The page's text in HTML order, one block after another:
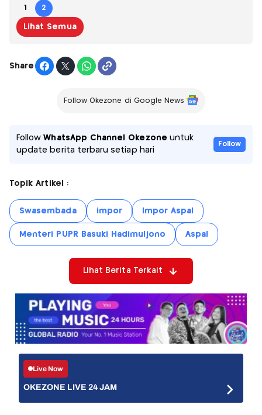
1 2
Lihat Semua
Share
Follow Okezone di Google News
FollowWhatsApp Channel Okezone untuk
update berita terbaru setiap hari
Follow
Topik Artikel :
Swasembada impor Impor Aspal
Menteri PUPR Basuki Hadimuljono Aspal
Lihat Berita Terkait
Live Now
OKEZONE LIVE 24 JAM